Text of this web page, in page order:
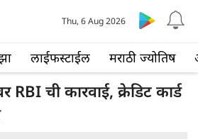
लाईफस्टाईल मराठी ज्योतिष
Thu, 6 Aug 2026
RBI ची कारवाई, क्रेडिट कार्ड